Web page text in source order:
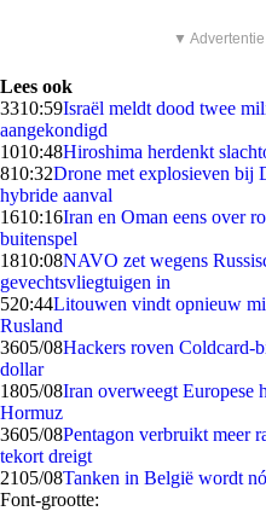
▼
Lees ook
3310:59Israël meldt dood twee
aangekondigd
1010:48Hiroshima herdenkt
810:32Drone met explosieven bij
hybride aanval
1610:16Iran en Oman eens over
buitenspel
1810:08NAVO zet wegens
gevechtsvliegtuigen in
520:44Litouwen vindt opnieuw
Rusland
3605/08Hackers roven Coldcard-
dollar
1805/08Iran overweegt Europese
Hormuz
3605/08Pentagon verbruikt meer
tekort dreigt
2105/08Tanken in België wordt
Font-grootte: